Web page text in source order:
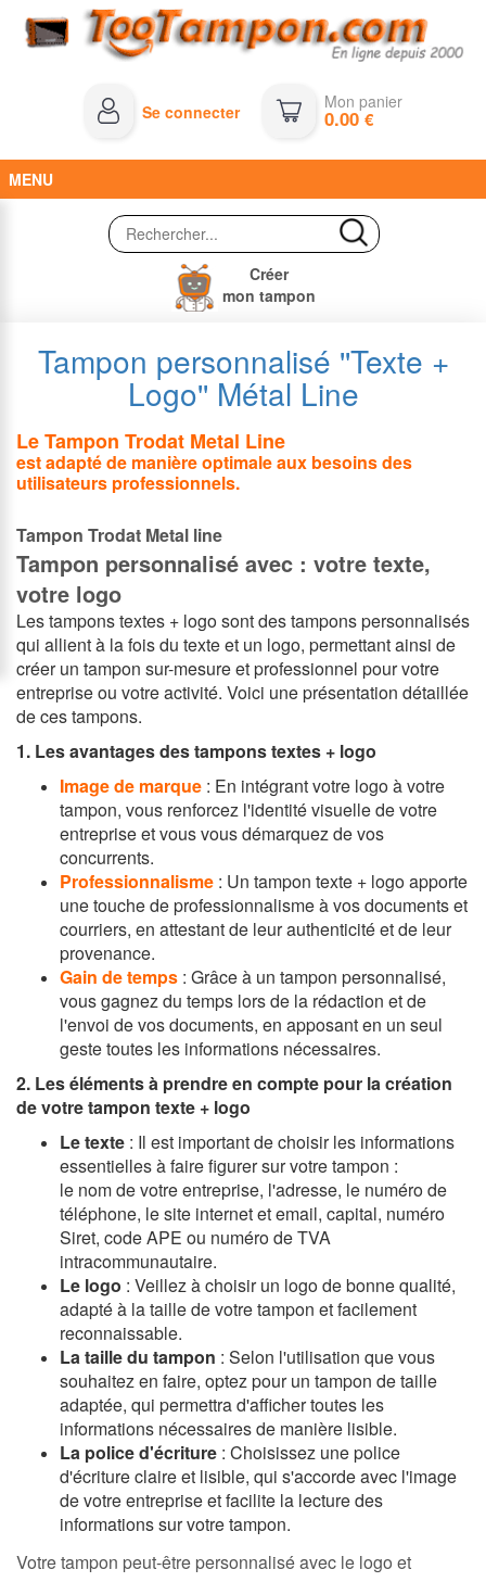
Se connecter Mon panier
0.00€
MENU
Créer
mon tampon
Tampon personnalisé ''Texte +
Logo'' Métal Line
Le Tampon Trodat Metal Line
est adapté de manière optimale aux besoins des
utilisateurs professionnels.
Tampon Trodat Metal line
Tampon personnalisé avec : votre texte,
votre logo
Les tampons textes + logo sont des tampons personnalisés
qui allient à la fois du texte et un logo, permettant ainsi de
créer un tampon sur-mesure et professionnel pour votre
entreprise ou votre activité. Voici une présentation détaillée
de ces tampons.
1. Les avantages des tampons textes + logo
Image de marque : En intégrant votre logo à votre
tampon, vous renforcez l'identité visuelle de votre
entreprise et vous vous démarquez de vos
concurrents.
Professionnalisme : Un tampon texte + logo apporte
une touche de professionnalisme à vos documents et
courriers, en attestant de leur authenticité et de leur
provenance.
Gain de temps : Grâce à un tampon personnalisé,
vous gagnez du temps lors de la rédaction et de
l'envoi de vos documents, en apposant en un seul
geste toutes les informations nécessaires.
2. Les éléments à prendre en compte pour la création
de votre tampon texte + logo
Le texte : Il est important de choisir les informations
essentielles à faire figurer sur votre tampon :
le nom de votre entreprise, l'adresse, le numéro de
téléphone, le site internet et email, capital, numéro
Siret, code APE ou numéro de TVA
intracommunautaire.
Le logo : Veillez à choisir un logo de bonne qualité,
adapté à la taille de votre tampon et facilement
reconnaissable.
La taille du tampon : Selon l'utilisation que vous
souhaitez en faire, optez pour un tampon de taille
adaptée, qui permettra d'afficher toutes les
informations nécessaires de manière lisible.
La police d'écriture : Choisissez une police
d'écriture claire et lisible, qui s'accorde avec l'image
de votre entreprise et facilite la lecture des
informations sur votre tampon.
Votre tampon peut-être personnalisé avec le logo et